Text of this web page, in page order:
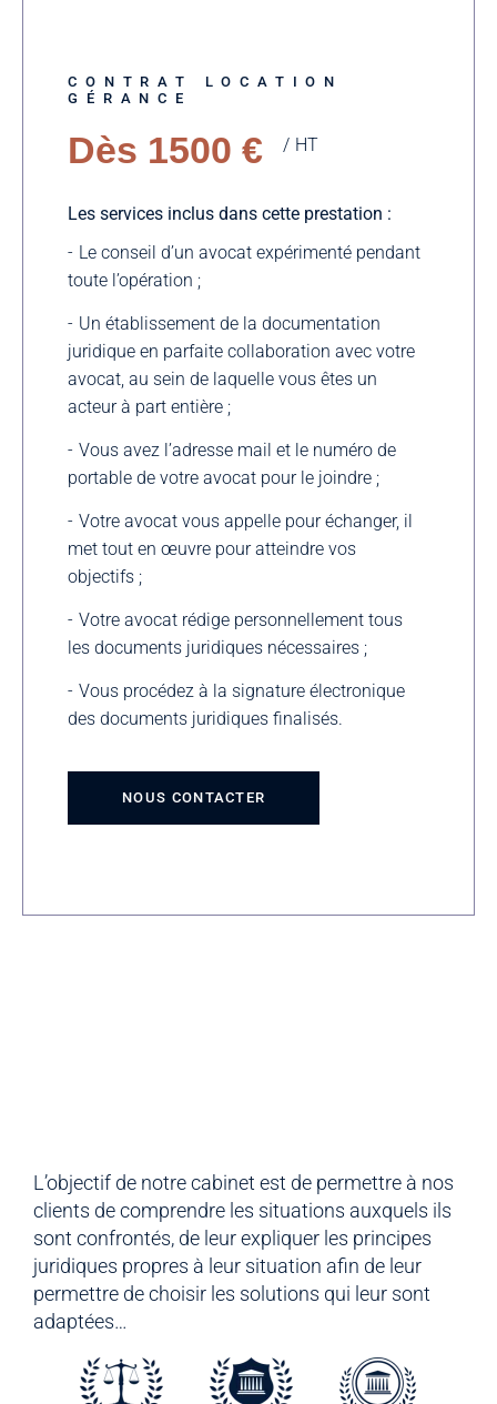
CONTRAT LOCATION
GÉRANCE
Dès 1500 € HT
Les services inclus dans cette prestation :
Le conseil d’un avocat expérimenté pendant
toute l’opération ;
Un établissement de la documentation
juridique en parfaite collaboration avec votre
avocat, au sein de laquelle vous êtes un
acteur à part entière ;
Vous avez l’adresse mail et le numéro de
portable de votre avocat pour le joindre ;
Votre avocat vous appelle pour échanger, il
met tout en œuvre pour atteindre vos
objectifs ;
Votre avocat rédige personnellement tous
les documents juridiques nécessaires ;
Vous procédez à la signature électronique
des documents juridiques finalisés.
NOUS CONTACTER
L’objectif de notre cabinet est de permettre à nos
clients de comprendre les situations auxquels ils
sont confrontés, de leur expliquer les principes
juridiques propres à leur situation afin de leur
permettre de choisir les solutions qui leur sont
adaptées…